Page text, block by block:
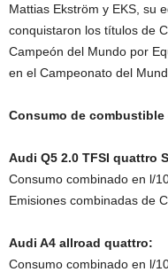
Mattias Ekström y EKS, su
conquistaron los títulos de
Campeón del Mundo por
en el Campeonato del
Consumo de
Audi Q5 2.0 TFSI quattro
Consumo combinado en l/
Emisiones combinadas de
Audi A4 allroad quattro:
Consumo combinado en l/